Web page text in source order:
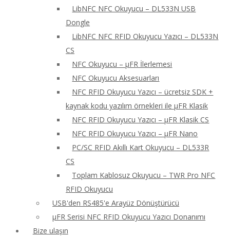
LibNFC NFC Okuyucu – DL533N USB
Dongle
LibNFC NFC RFID Okuyucu Yazıcı – DL533N
CS
NFC Okuyucu – μFR İlerlemesi
NFC Okuyucu Aksesuarları
NFC RFID Okuyucu Yazıcı – ücretsiz SDK +
kaynak kodu yazılım örnekleri ile μFR Klasik
NFC RFID Okuyucu Yazıcı – μFR Klasik CS
NFC RFID Okuyucu Yazıcı – μFR Nano
PC/SC RFID Akıllı Kart Okuyucu – DL533R
CS
Toplam Kablosuz Okuyucu – TWR Pro NFC
RFID Okuyucu
USB'den RS485'e Arayüz Dönüştürücü
μFR Serisi NFC RFID Okuyucu Yazıcı Donanımı
Bize ulaşın